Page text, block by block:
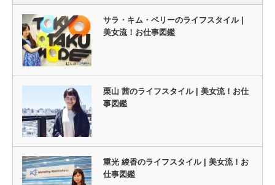
サラ・キム・ペリーのライフスタイル |
美女流！お仕事図鑑
栗山 茜のライフスタイル | 美女流！お仕
事図鑑
重光 綾香のライフスタイル | 美女流！お
仕事図鑑